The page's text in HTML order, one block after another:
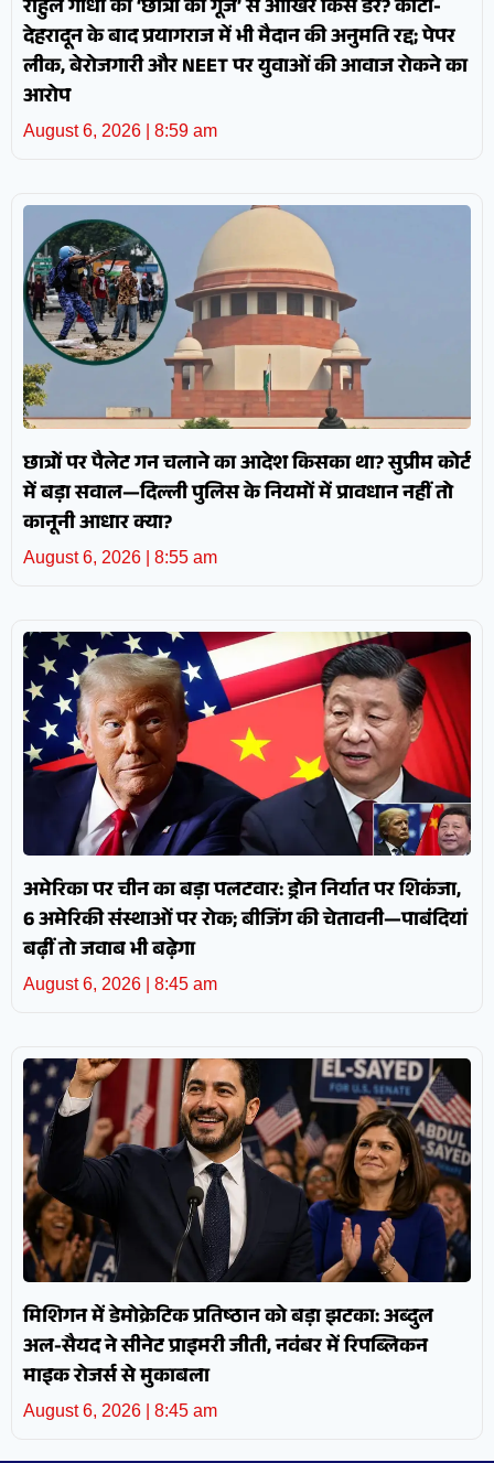
राहुल गांधी की ‘छात्रों की गूंज’ से आखिर किसे डर? कोटा-
देहरादून के बाद प्रयागराज में भी मैदान की अनुमति रद्द; पेपर
लीक, बेरोजगारी और NEET पर युवाओं की आवाज रोकने का
आरोप
August 6, 2026 8:59 am
छात्रों पर पैलेट गन चलाने का आदेश किसका था? सुप्रीम कोर्ट
में बड़ा सवाल—दिल्ली पुलिस के नियमों में प्रावधान नहीं तो
कानूनी आधार क्या?
August 6, 2026 8:55 am
अमेरिका पर चीन का बड़ा पलटवार: ड्रोन निर्यात पर शिकंजा,
6 अमेरिकी संस्थाओं पर रोक; बीजिंग की चेतावनी—पाबंदियां
बढ़ीं तो जवाब भी बढ़ेगा
August 6, 2026 8:45 am
मिशिगन में डेमोक्रेटिक प्रतिष्ठान को बड़ा झटका: अब्दुल
अल-सैयद ने सीनेट प्राइमरी जीती, नवंबर में रिपब्लिकन
माइक रोजर्स से मुकाबला
August 6, 2026 8:45 am